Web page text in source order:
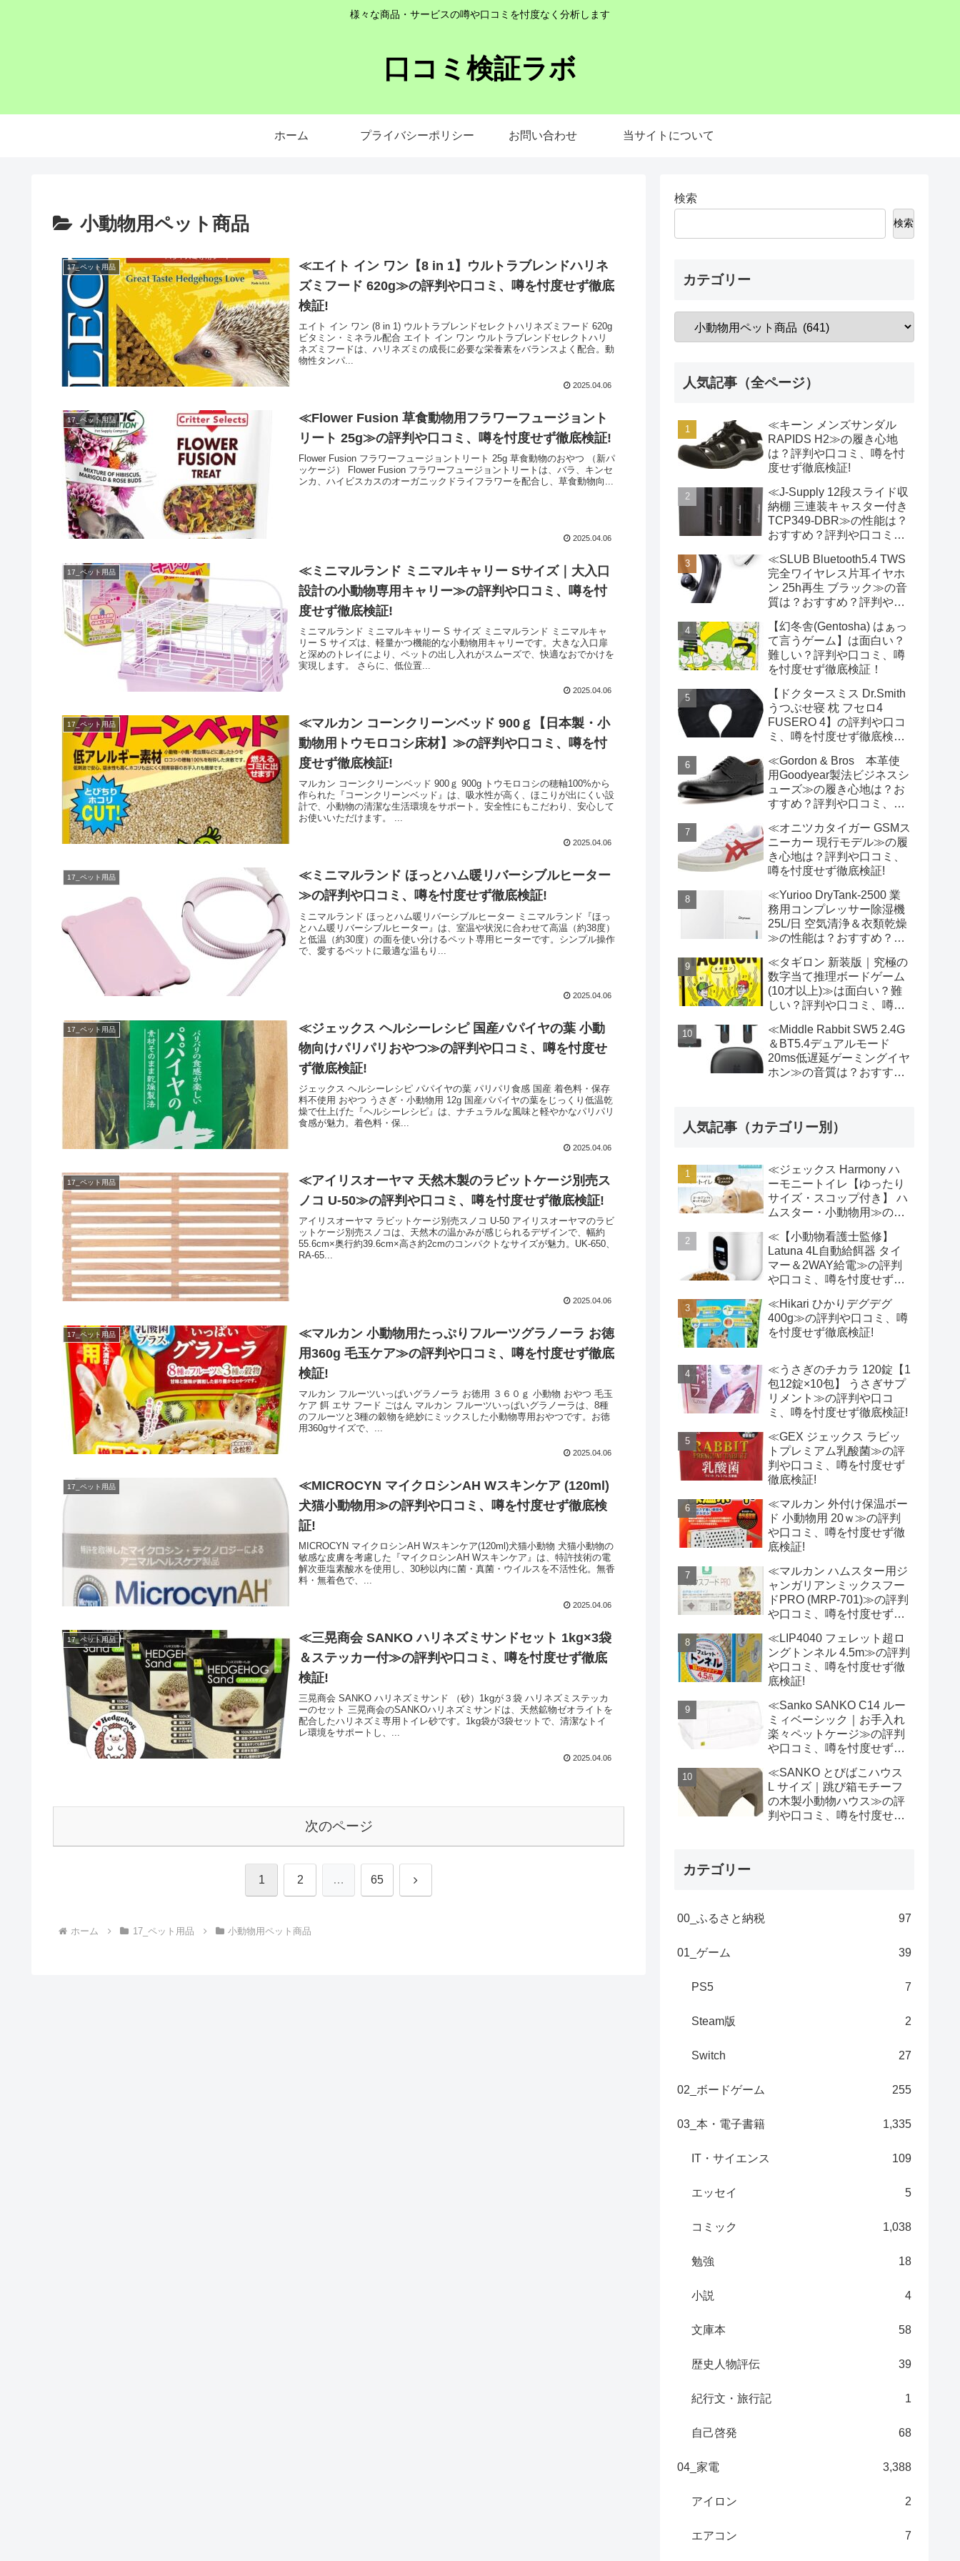
様々な商品・サービスの噂や口コミを忖度なく分析します
口コミ検証ラボ
ホーム プライバシーポリシー お問い合わせ 当サイトについて
小動物用ペット商品
17_ペット用品
≪エイト イン ワン【8 in 1】ウルトラブレンドハリネ
ズミフード 620g≫の評判や口コミ、噂を忖度せず徹底
検証!
エイト イン ワン (8 in 1) ウルトラブレンドセレクトハリネズミフード 620g
ビタミン・ミネラル配合 エイト イン ワン ウルトラブレンドセレクトハリ
ネズミフードは、ハリネズミの成長に必要な栄養素をバランスよく配合。動
物性タンパ...
2025.04.06
17_ペット用品
≪Flower Fusion 草食動物用フラワーフュージョント
リート 25g≫の評判や口コミ、噂を忖度せず徹底検証!
Flower Fusion フラワーフュージョントリート 25g 草食動物のおやつ （新パ
ッケージ） Flower Fusion フラワーフュージョントリートは、バラ、キンセ
ンカ、ハイビスカスのオーガニックドライフラワーを配合し、草食動物向...
2025.04.06
17_ペット用品
≪ミニマルランド ミニマルキャリー Sサイズ｜大入口
設計の小動物専用キャリー≫の評判や口コミ、噂を忖
度せず徹底検証!
ミニマルランド ミニマルキャリー S サイズ ミニマルランド ミニマルキャ
リー S サイズは、軽量かつ機能的な小動物用キャリーです。大きな入口扉
と深めのトレイにより、ペットの出し入れがスムーズで、快適なおでかけを
実現します。 さらに、低位置...
2025.04.06
17_ペット用品
≪マルカン コーンクリーンベッド 900ｇ【日本製・小
動物用トウモロコシ床材】≫の評判や口コミ、噂を忖
度せず徹底検証!
マルカン コーンクリーンベッド 900ｇ 900g トウモロコシの穂軸100%から
作られた『コーンクリーンベッド』は、吸水性が高く、ほこりが出にくい設
計で、小動物の清潔な生活環境をサポート。安全性にもこだわり、安心して
お使いいただけます。 ...
2025.04.06
17_ペット用品
≪ミニマルランド ほっとハム暖リバーシブルヒーター
≫の評判や口コミ、噂を忖度せず徹底検証!
ミニマルランド ほっとハム暖リバーシブルヒーター ミニマルランド『ほっ
とハム暖リバーシブルヒーター』は、室温や状況に合わせて高温（約38度）
と低温（約30度）の面を使い分けるペット専用ヒーターです。シンプル操作
で、愛するペットに最適な温もり...
2025.04.06
17_ペット用品
≪ジェックス ヘルシーレシピ 国産パパイヤの葉 小動
物向けパリパリおやつ≫の評判や口コミ、噂を忖度せ
ず徹底検証!
ジェックス ヘルシーレシピ パパイヤの葉 パリパリ食感 国産 着色料・保存
料不使用 おやつ うさぎ・小動物用 12g 国産パパイヤの葉をじっくり低温乾
燥で仕上げた『ヘルシーレシピ』は、ナチュラルな風味と軽やかなパリパリ
食感が魅力。着色料・保...
2025.04.06
17_ペット用品
≪アイリスオーヤマ 天然木製のラビットケージ別売ス
ノコ U-50≫の評判や口コミ、噂を忖度せず徹底検証!
アイリスオーヤマ ラビットケージ別売スノコ U-50 アイリスオーヤマのラビ
ットケージ別売スノコは、天然木の温かみが感じられるデザインで、幅約
55.6cm×奥行約39.6cm×高さ約2cmのコンパクトなサイズが魅力。UK-650、
RA-65...
2025.04.06
17_ペット用品
≪マルカン 小動物用たっぷりフルーツグラノーラ お徳
用360g 毛玉ケア≫の評判や口コミ、噂を忖度せず徹底
検証!
マルカン フルーツいっぱいグラノーラ お徳用 ３６０ｇ 小動物 おやつ 毛玉
ケア 餌 エサ フード ごはん マルカン フルーツいっぱいグラノーラは、8種
のフルーツと3種の穀物を絶妙にミックスした小動物専用おやつです。お徳
用360gサイズで、...
2025.04.06
17_ペット用品
≪MICROCYN マイクロシンAH Wスキンケア (120ml)
犬猫小動物用≫の評判や口コミ、噂を忖度せず徹底検
証!
MICROCYN マイクロシンAH Wスキンケア(120ml)犬猫小動物 犬猫小動物の
敏感な皮膚を考慮した『マイクロシンAH Wスキンケア』は、特許技術の電
解次亜塩素酸水を使用し、30秒以内に菌・真菌・ウイルスを不活性化。無香
料・無着色で、...
2025.04.06
17_ペット用品
≪三晃商会 SANKO ハリネズミサンドセット 1kg×3袋
＆ステッカー付≫の評判や口コミ、噂を忖度せず徹底
検証!
三晃商会 SANKO ハリネズミサンド （砂）1kgが３袋 ハリネズミステッカ
ーのセット 三晃商会のSANKOハリネズミサンドは、天然鉱物ゼオライトを
配合したハリネズミ専用トイレ砂です。1kg袋が3袋セットで、清潔なトイ
レ環境をサポートし、...
2025.04.06
次のページ
1 2 … 65 次
ホーム 17_ペット用品 小動物用ペット商品
検索
検索
カテゴリー
人気記事（全ページ）
≪キーン メンズサンダル
RAPIDS H2≫の履き心地
は？評判や口コミ、噂を忖
度せず徹底検証!
≪J-Supply 12段スライド収
納棚 三連装キャスター付き
TCP349-DBR≫の性能は？
おすすめ？評判や口コミ、
≪SLUB Bluetooth5.4 TWS
完全ワイヤレス片耳イヤホ
ン 25h再生 ブラック≫の音
質は？おすすめ？評判や口
証!
【幻冬舎(Gentosha) はぁっ
て言うゲーム】は面白い？
難しい？評判や口コミ、噂
を忖度せず徹底検証！
【ドクタースミス Dr.Smith
うつぶせ寝 枕 フセロ4
FUSERO 4】の評判や口コ
ミ、噂を忖度せず徹底検
≪Gordon & Bros 本革使
用Goodyear製法ビジネスシ
ューズ≫の履き心地は？お
すすめ？評判や口コミ、噂
≪オニツカタイガー GSMス
ニーカー 現行モデル≫の履
き心地は？評判や口コミ、
噂を忖度せず徹底検証!
≪Yurioo DryTank-2500 業
務用コンプレッサー除湿機
25L/日 空気清浄＆衣類乾燥
≫の性能は？おすすめ？評
徹底検証!
≪タギロン 新装版｜究極の
数字当て推理ボードゲーム
(10才以上)≫は面白い？難
しい？評判や口コミ、噂を
≪Middle Rabbit SW5 2.4G
＆BT5.4デュアルモード
20ms低遅延ゲーミングイヤ
ホン≫の音質は？おすす
人気記事（カテゴリー別）
≪ジェックス Harmony ハ
ーモニートイレ【ゆったり
サイズ・スコップ付き】 ハ
ムスター・小動物用≫の評
徹底検証!
≪【小動物看護士監修】
Latuna 4L自動給餌器 タイ
マー＆2WAY給電≫の評判
や口コミ、噂を忖度せず徹
≪Hikari ひかりデグデグ
400g≫の評判や口コミ、噂
を忖度せず徹底検証!
≪うさぎのチカラ 120錠【1
包12錠×10包】 うさぎサプ
リメント≫の評判や口コ
ミ、噂を忖度せず徹底検証!
≪GEX ジェックス ラビッ
トプレミアム乳酸菌≫の評
判や口コミ、噂を忖度せず
徹底検証!
≪マルカン 外付け保温ボー
ド 小動物用 20ｗ≫の評判
や口コミ、噂を忖度せず徹
底検証!
≪マルカン ハムスター用ジ
ャンガリアンミックスフー
ドPRO (MRP-701)≫の評判
や口コミ、噂を忖度せず徹
≪LIP4040 フェレット超ロ
ングトンネル 4.5m≫の評判
や口コミ、噂を忖度せず徹
底検証!
≪Sanko SANKO C14 ルー
ミィベーシック｜お手入れ
楽々ペットケージ≫の評判
や口コミ、噂を忖度せず徹
≪SANKO とびばこハウス
L サイズ｜跳び箱モチーフ
の木製小動物ハウス≫の評
判や口コミ、噂を忖度せず
カテゴリー
00_ふるさと納税 97
01_ゲーム 39
PS5 7
Steam版 2
Switch 27
02_ボードゲーム 255
03_本・電子書籍 1,335
IT・サイエンス 109
エッセイ 5
コミック 1,038
勉強 18
小説 4
文庫本 58
歴史人物評伝 39
紀行文・旅行記 1
自己啓発 68
04_家電 3,388
アイロン 2
エアコン 7